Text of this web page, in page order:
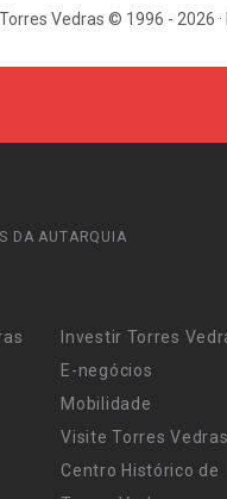
Vedras © 1996 - 2026 ·
DA AUTARQUIA
Investir Torres
E-negócios
Mobilidade
Visite Torres Vedras
Centro Histórico de